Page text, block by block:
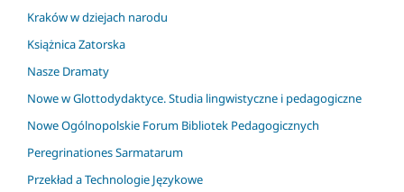
Kraków w dziejach narodu
Książnica Zatorska
Nasze Dramaty
Nowe w Glottodydaktyce. Studia lingwistyczne i pedagogiczne
Nowe Ogólnopolskie Forum Bibliotek Pedagogicznych
Peregrinationes Sarmatarum
Przekład a Technologie Językowe